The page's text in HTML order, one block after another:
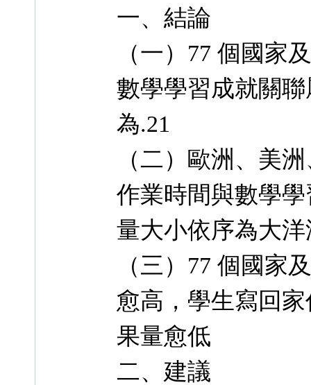
一、結論
（一）77 個國家
數學學習成就關
為.21
（二）歐洲、美
作業時間與數學
量大小依序為大
（三）77 個國家
愈高，學生寫回
果量愈低
二、建議